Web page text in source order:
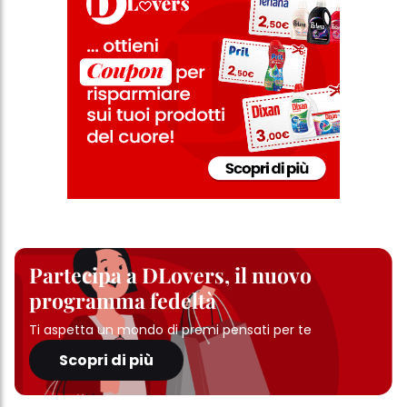
Partecipa a DLovers, il nuovo
programma fedeltà
Ti aspetta un mondo di premi pensati per te
Scopri di più